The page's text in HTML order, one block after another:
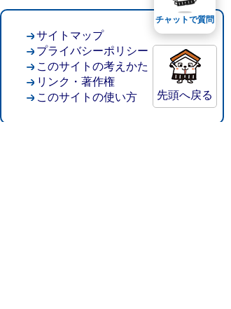
先頭へ戻る
サイトマップ
プライバシーポリシー
このサイトの考えかた
リンク・著作権
このサイトの使い方
チャットで質問